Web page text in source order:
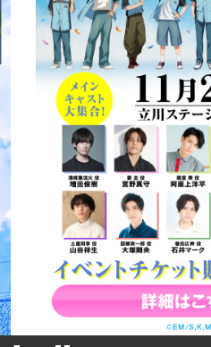
詳細ページへのリンク